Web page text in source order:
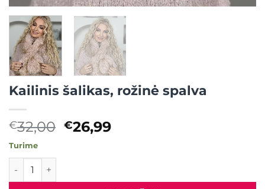
Kailinis šalikas, rožinė spalva
€32,00 Original
price
€26,99Current
Turime
produkto kiekis: Kailinis šalikas, rožinė spalva